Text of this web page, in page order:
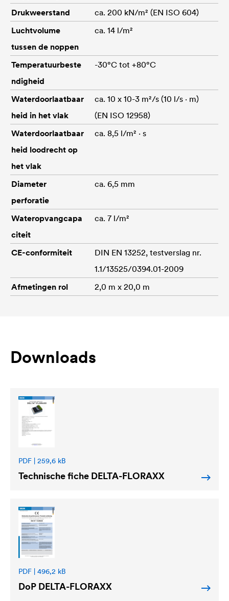
Drukweerstand
ca. 200 kN/m² (EN ISO 604)
Luchtvolume
tussen de noppen
ca. 14 l/m²
Temperatuurbeste
ndigheid
-30°C tot +80°C
Waterdoorlaatbaar
heid in het vlak
ca. 10 x 10-3 m²/s (10 l/s · m)
(EN ISO 12958)
Waterdoorlaatbaar
heid loodrecht op
het vlak
ca. 8,5 l/m² · s
Diameter
perforatie
ca. 6,5 mm
Wateropvangcapa
citeit
ca. 7 l/m²
CE-conformiteit
DIN EN 13252, testverslag nr.
1.1/13525/0394.01-2009
Afmetingen rol
2,0 m x 20,0 m
Downloads
PDF | 259,6 kB
Technische fiche DELTA-FLORAXX
PDF | 496,2 kB
DoP DELTA-FLORAXX